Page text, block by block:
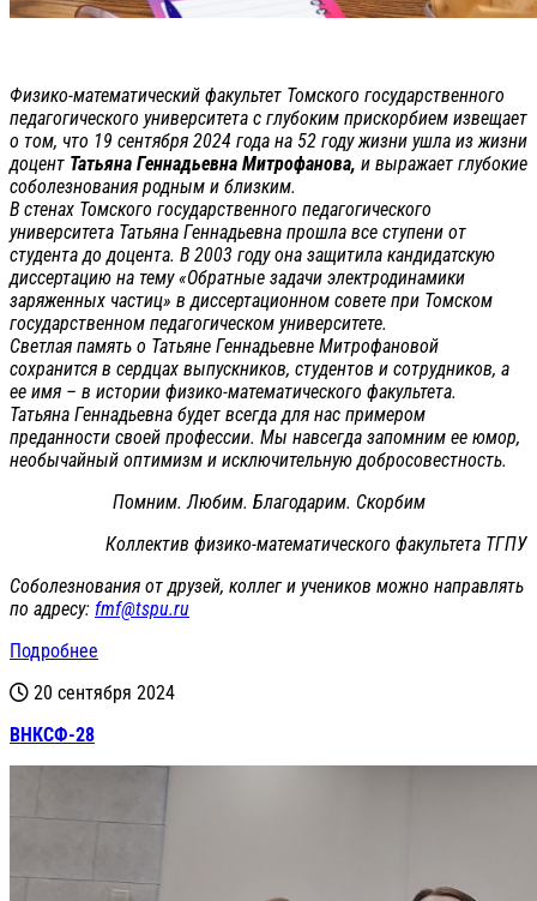
Физико-математический факультет Томского государственного
педагогического университета с глубоким прискорбием извещает
о том, что 19 сентября 2024 года на 52 году жизни ушла из жизни
доцент Татьяна Геннадьевна Митрофанова, и выражает глубокие
соболезнования родным и близким.
В стенах Томского государственного педагогического
университета Татьяна Геннадьевна прошла все ступени от
студента до доцента. В 2003 году она защитила кандидатскую
диссертацию на тему «Обратные задачи электродинамики
заряженных частиц» в диссертационном совете при Томском
государственном педагогическом университете.
Светлая память о Татьяне Геннадьевне Митрофановой
сохранится в сердцах выпускников, студентов и сотрудников, а
ее имя – в истории физико-математического факультета.
Татьяна Геннадьевна будет всегда для нас примером
преданности своей профессии. Мы навсегда запомним ее юмор,
необычайный оптимизм и исключительную добросовестность.
Помним. Любим. Благодарим. Скорбим
Коллектив физико-математического факультета ТГПУ
Соболезнования от друзей, коллег и учеников можно направлять
по адресу: fmf@tspu.ru
Подробнее
20 сентября 2024
ВНКСФ-28